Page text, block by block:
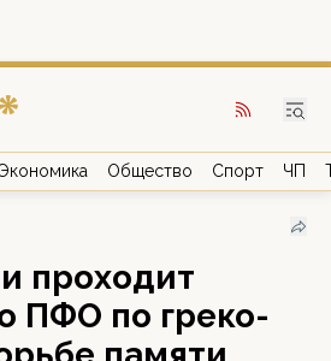
Общество Спорт ЧП
проходит
ПФО по греко-